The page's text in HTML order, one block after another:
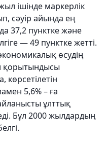
жыл ішінде маркерлік
сәуір айында ең
37,2 пунктке және
— 49 пунктке жетті.
өсудің
қорытындысы
көрсетілетін
5,6% – ға
ұлттық
Бұл 2000 жылдардың